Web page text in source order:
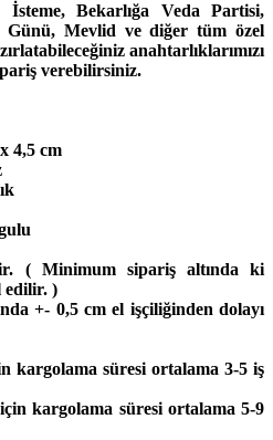
Bekarlığa Veda Partisi,
Günü, Mevlid ve diğer tüm özel
anahtarlıklarımızı
verebilirsiniz.
4,5 cm
( Minimum sipariş altında ki
edilir. )
+- 0,5 cm el işçiliğinden dolayı
kargolama süresi ortalama 3-5 iş
kargolama süresi ortalama 5-9